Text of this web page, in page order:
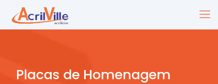
Placas de Homenagem